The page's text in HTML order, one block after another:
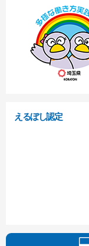
えるぼし認定